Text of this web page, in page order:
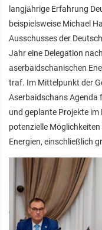
langjährige Erfahrung
beispielsweise Michael
Ausschusses der
Jahr eine Delegation
aserbaidschanischen
traf. Im Mittelpunkt der
Aserbaidschans Agenda
und geplante Projekte im
potenzielle
Energien, einschließlich